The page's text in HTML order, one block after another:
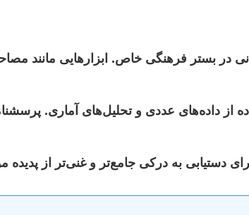
در بستر فرهنگی خاص. ابزارهایی مانند
از داده‌های عددی و تحلیل‌های آماری.
دستیابی به درکی جامع‌تر و غنی‌تر از پدیده